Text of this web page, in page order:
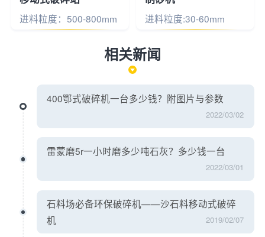
进料粒度：500-800mm 进料粒度:30-60mm
相关新闻
400鄂式破碎机一台多少钱？附图片与参数
2022/03/02
雷蒙磨5r一小时磨多少吨石灰？多少钱一台
2022/03/01
石料场必备环保破碎机——沙石料移动式破碎
机
2019/02/07